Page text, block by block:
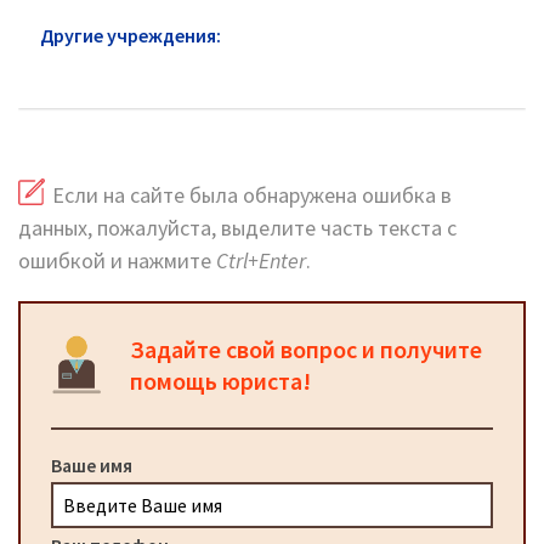
Другие учреждения:
Если на сайте была обнаружена ошибка в
данных, пожалуйста, выделите часть текста с
ошибкой и нажмите Ctrl+Enter.
Задайте свой вопрос и получите
помощь юриста!
Ваше имя